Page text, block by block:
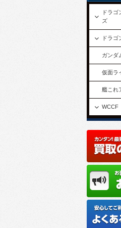
ドラ
ズ
ドラ
ガンダ
仮面ラ
艦これ
WCCF